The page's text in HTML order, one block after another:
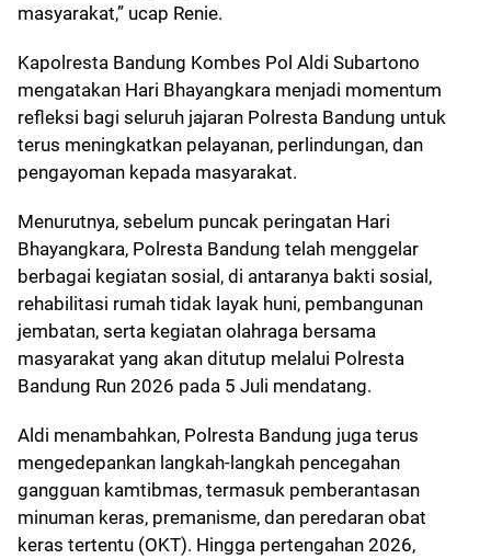
masyarakat,” ucap Renie.
Kapolresta Bandung Kombes Pol Aldi Subartono
mengatakan Hari Bhayangkara menjadi momentum
refleksi bagi seluruh jajaran Polresta Bandung untuk
terus meningkatkan pelayanan, perlindungan, dan
pengayoman kepada masyarakat.
Menurutnya, sebelum puncak peringatan Hari
Bhayangkara, Polresta Bandung telah menggelar
berbagai kegiatan sosial, di antaranya bakti sosial,
rehabilitasi rumah tidak layak huni, pembangunan
jembatan, serta kegiatan olahraga bersama
masyarakat yang akan ditutup melalui Polresta
Bandung Run 2026 pada 5 Juli mendatang.
Aldi menambahkan, Polresta Bandung juga terus
mengedepankan langkah-langkah pencegahan
gangguan kamtibmas, termasuk pemberantasan
minuman keras, premanisme, dan peredaran obat
keras tertentu (OKT). Hingga pertengahan 2026,